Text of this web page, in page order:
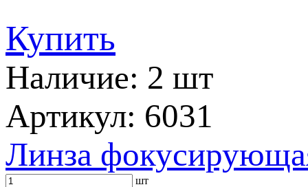
Купить
Наличие: 2 шт
Артикул: 6031
Линза
шт